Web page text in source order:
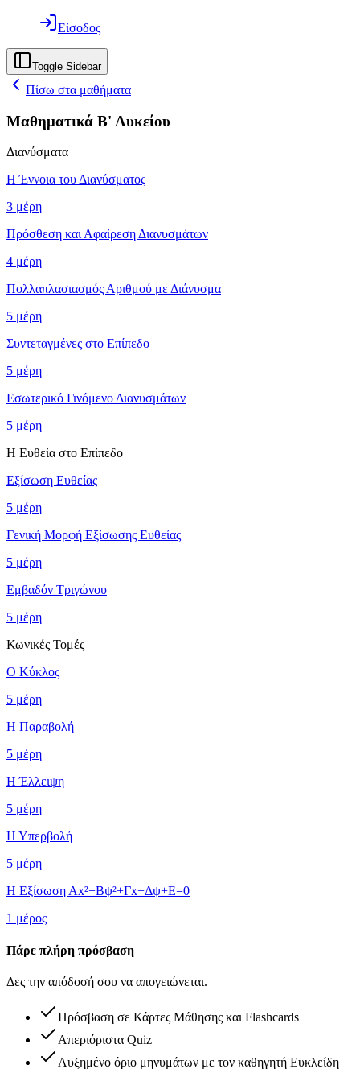
Είσοδος
Toggle Sidebar
Πίσω στα μαθήματα
Μαθηματικά Β' Λυκείου
Διανύσματα
Η Έννοια του Διανύσματος
3 μέρη
Πρόσθεση και Αφαίρεση Διανυσμάτων
4 μέρη
Πολλαπλασιασμός Αριθμού με Διάνυσμα
5 μέρη
Συντεταγμένες στο Επίπεδο
5 μέρη
Εσωτερικό Γινόμενο Διανυσμάτων
5 μέρη
Η Ευθεία στο Επίπεδο
Εξίσωση Ευθείας
5 μέρη
Γενική Μορφή Εξίσωσης Ευθείας
5 μέρη
Εμβαδόν Τριγώνου
5 μέρη
Κωνικές Τομές
Ο Κύκλος
5 μέρη
Η Παραβολή
5 μέρη
Η Έλλειψη
5 μέρη
Η Υπερβολή
5 μέρη
Η Εξίσωση Αx²+Βψ²+Γx+Δψ+Ε=0
1 μέρος
Πάρε πλήρη πρόσβαση
Δες την απόδοσή σου να απογειώνεται.
Πρόσβαση σε Κάρτες Μάθησης και Flashcards
Απεριόριστα Quiz
Αυξημένο όριο μηνυμάτων με τον καθηγητή Ευκλείδη